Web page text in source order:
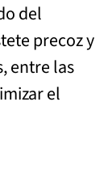
del
precoz y
entre las
el